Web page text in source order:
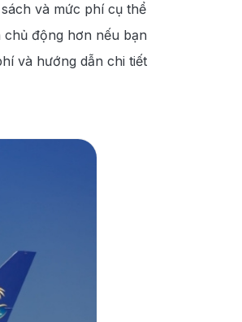
và mức phí cụ thể
động hơn nếu bạn
và hướng dẫn chi tiết